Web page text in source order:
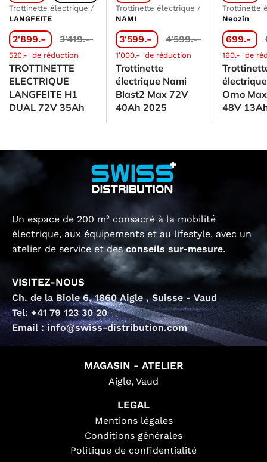
Trottinette électrique /
LANGFEITE
2'899.- 3'419.-
520.- de réduction
TROTTINETTE
ELECTRIQUE
LANGFEITE H1
DUAL 72V 35Ah
Trottinette électrique /
NAMI
3'599.- 4'599.-
1'000.- de réduction
Trottinette
électrique Nami
Blast2 Max 72V
40Ah 2025
Trottinette
Neozin
699.-
160.- de
Orno
48V
Un espace de 200 m² consacré à la mobilité
électrique, aux équipements et au lifestyle, avec un
atelier de service et desconseils sur-mesure.
VISITEZ-NOUS
Ch. de la Biole 6, 1860 Aigle , Suisse - Vaud
Tel: +41 79 123 30 20
Email : info@swiss-distribution.com
MAGASIN - ATELIER
Aigle, Vaud
LEGAL
Mentions légales
Conditions générales
Politique de confidentialité